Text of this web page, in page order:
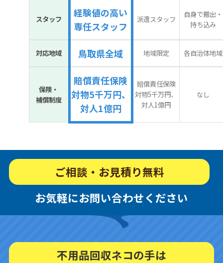
スタッフ
経験値の高い
専任スタッフ
派遣スタッフ
自身で搬出・
持ち込み
対応地域 鳥取県全域 地域限定 各自治体地域
保険・
補償制度
賠償責任保険
対物5千万円、
対人1億円
賠償責任保険
対物5千万円、
対人1億円
なし
ご相談・お見積り無料
お気軽にお問い合わせください
不用品回収ネコの手は